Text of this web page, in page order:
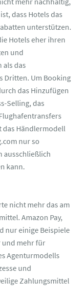
dass Hotels das
unterstützen.
Hotels eher ihren
und
als das
Dritten. Um Booking
das Hinzufügen
Selling, das
das Händlermodell
nur so
ausschließlich
kann.
nicht mehr das am
Amazon Pay,
nur einige Beispiele
und mehr für
Agenturmodells
und
Zahlungsmittel